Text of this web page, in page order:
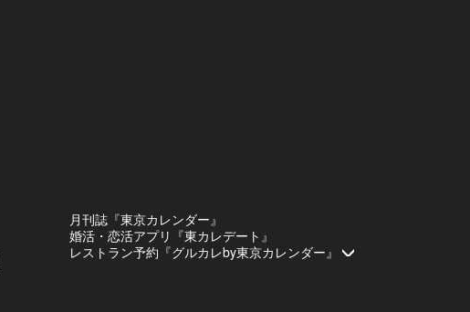
月刊誌『東京カレンダー』
婚活・恋活アプリ『東カレデート』
レストラン予約『グルカレby東京カレンダー』